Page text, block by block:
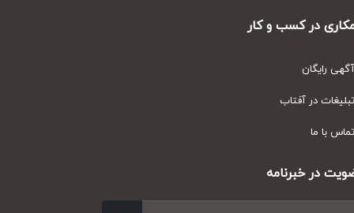
در کسب و کار
رایگان
در آفتاب
با ما
در خبرنامه